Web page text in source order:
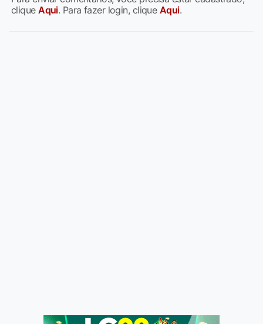
cliqueAqui. Para fazer login, clique Aqui.